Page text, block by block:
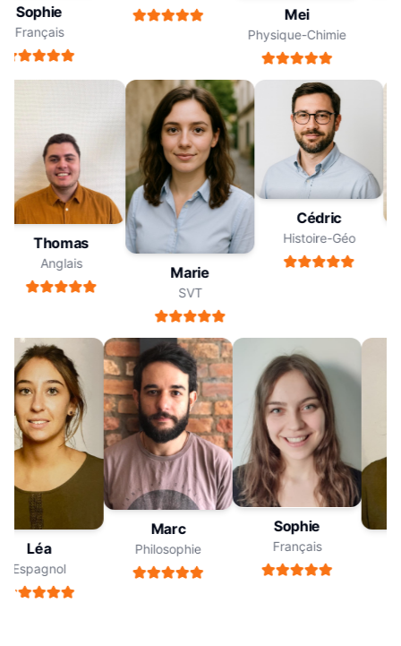
Sophie
Français
Mei
Physique-Chimie
Thomas
Anglais
Marie
SVT
Cédric
Histoire-Géo
Léa
Espagnol
Marc
Philosophie
Sophie
Français